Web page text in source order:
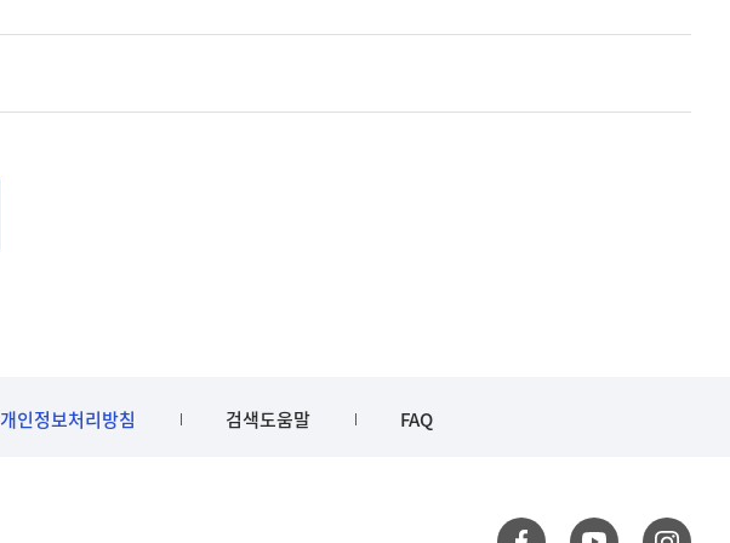
개인정보처리방침 검색도움말 FAQ